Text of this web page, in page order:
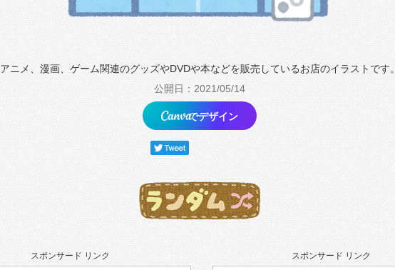
アニメ、漫画、ゲーム関連のグッズやDVDや本などを販売しているお店のイラストです。
公開日：2021/05/14
でデザイン
スポンサード リンク スポンサード リンク